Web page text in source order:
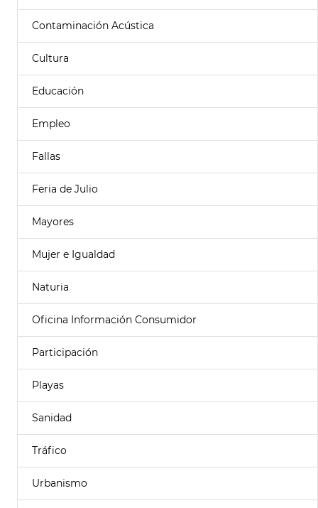
Contaminación Acústica
Cultura
Educación
Empleo
Fallas
Feria de Julio
Mayores
Mujer e Igualdad
Naturia
Oficina Información Consumidor
Participación
Playas
Sanidad
Tráfico
Urbanismo